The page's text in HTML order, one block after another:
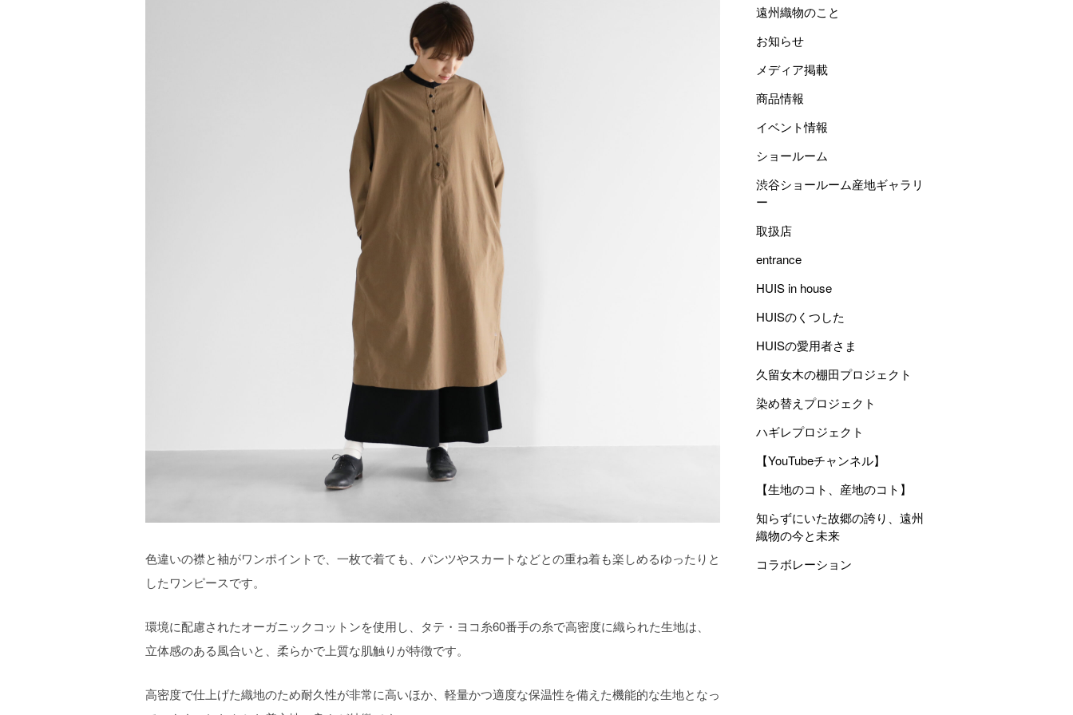
色違いの襟と袖がワンポイントで、一枚で着ても、パンツやスカートなどとの重ね着も楽しめるゆったりと
したワンピースです。
環境に配慮されたオーガニックコットンを使用し、タテ・ヨコ糸60番手の糸で高密度に織られた生地は、
立体感のある風合いと、柔らかで上質な肌触りが特徴です。
高密度で仕上げた織地のため耐久性が非常に高いほか、軽量かつ適度な保温性を備えた機能的な生地となっ
遠州織物のこと
お知らせ
メディア掲載
商品情報
イベント情報
ショールーム
渋谷ショールーム産地ギャラリ
ー
取扱店
entrance
HUIS in house
HUISのくつした
HUISの愛用者さま
久留女木の棚田プロジェクト
染め替えプロジェクト
ハギレプロジェクト
【YouTubeチャンネル】
【生地のコト、産地のコト】
知らずにいた故郷の誇り、遠州
織物の今と未来
コラボレーション